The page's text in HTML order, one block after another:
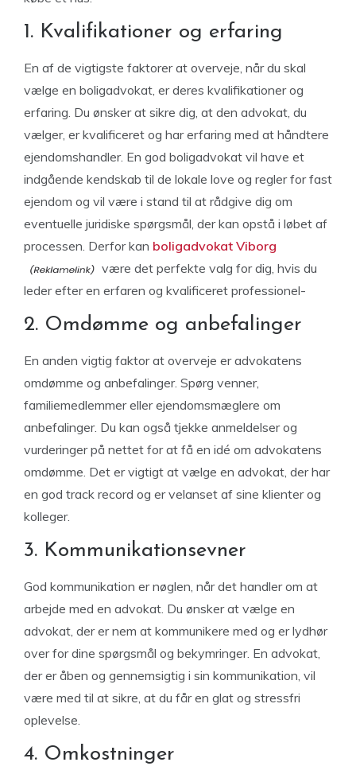
1. Kvalifikationer og erfaring
En af de vigtigste faktorer at overveje, når du skal
vælge en boligadvokat, er deres kvalifikationer og
erfaring. Du ønsker at sikre dig, at den advokat, du
vælger, er kvalificeret og har erfaring med at håndtere
ejendomshandler. En god boligadvokat vil have et
indgående kendskab til de lokale love og regler for fast
ejendom og vil være i stand til at rådgive dig om
eventuelle juridiske spørgsmål, der kan opstå i løbet af
processen. Derfor kan boligadvokat Viborg
være det perfekte valg for dig, hvis du
leder efter en erfaren og kvalificeret professionel-
2. Omdømme og anbefalinger
En anden vigtig faktor at overveje er advokatens
omdømme og anbefalinger. Spørg venner,
familiemedlemmer eller ejendomsmæglere om
anbefalinger. Du kan også tjekke anmeldelser og
vurderinger på nettet for at få en idé om advokatens
omdømme. Det er vigtigt at vælge en advokat, der har
en god track record og er velanset af sine klienter og
kolleger.
3. Kommunikationsevner
God kommunikation er nøglen, når det handler om at
arbejde med en advokat. Du ønsker at vælge en
advokat, der er nem at kommunikere med og er lydhør
over for dine spørgsmål og bekymringer. En advokat,
der er åben og gennemsigtig i sin kommunikation, vil
være med til at sikre, at du får en glat og stressfri
oplevelse.
4. Omkostninger